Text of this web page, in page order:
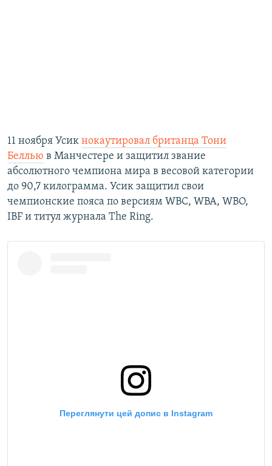
11 ноября Усик нокаутировал британца Тони
Беллью в Манчестере и защитил звание
абсолютного чемпиона мира в весовой категории
до 90,7 килограмма. Усик защитил свои
чемпионские пояса по версиям WBC, WBA, WBO,
IBF и титул журнала The Ring.